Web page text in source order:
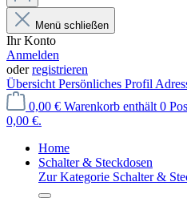
Menü schließen
Ihr Konto
Anmelden
oderregistrieren
Übersicht Persönliches Profil
0,00 € Warenkorb enthält 0
0,00 €.
Home
Schalter & Steckdosen
Zur Kategorie Schalter &